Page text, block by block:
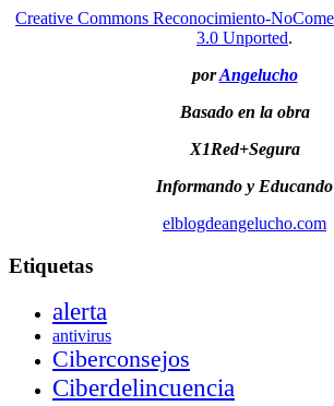
Creative Commons Reconocimiento-
3.0 Unported.
porAngelucho
Basado en la obra
X1Red+Segura
Informando y Educando
elblogdeangelucho.com
Etiquetas
alerta
antivirus
Ciberconsejos
Ciberdelincuencia